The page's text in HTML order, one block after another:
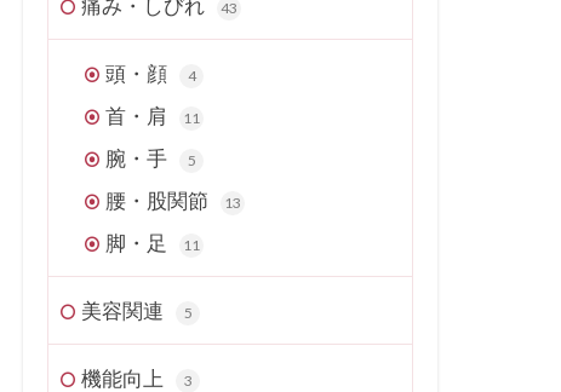
痛み・しびれ 43
頭・顔 4
首・肩 11
腕・手 5
腰・股関節 13
脚・足 11
美容関連 5
機能向上 3